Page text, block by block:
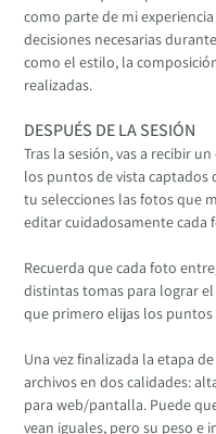
como parte de mi
decisiones necesarias
como el estilo, la
realizadas.
DESPUÉS DE LA SESIÓN
Tras la sesión, vas a recibir
los puntos de vista captados
tu selecciones las fotos que
editar cuidadosamente cada
Recuerda que cada foto
distintas tomas para lograr
que primero elijas los puntos
Una vez finalizada la etapa
archivos en dos calidades:
para web/pantalla. Puede
vean iguales, pero su peso e